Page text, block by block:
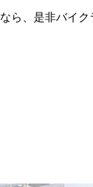
ら、是非バイ